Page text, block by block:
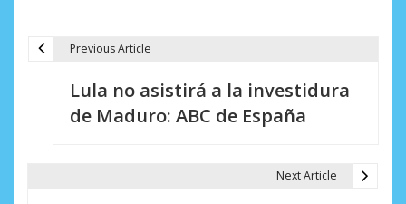
Previous Article
Lula no asistirá a la investidura
de Maduro: ABC de España
Next Article